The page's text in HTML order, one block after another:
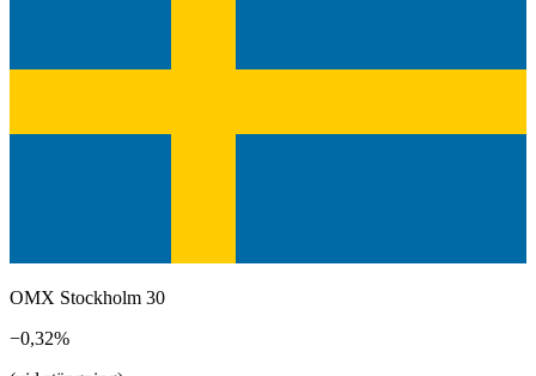
OMX Stockholm 30
−0,32%